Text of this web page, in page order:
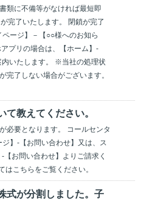
類に不備等がなければ最短即
完了いたします。 閉鎖が完了
ージ】－【○○様へのお知ら
プリの場合は、【ホーム】-
内いたします。 ※当社の処理状
完了しない場合がございます。
て教えてください。
必要となります。 コールセンタ
】-【お問い合わせ】又は、ス
お問い合わせ】よりご請求く
こちらをご覧ください。
式が分割しました。子